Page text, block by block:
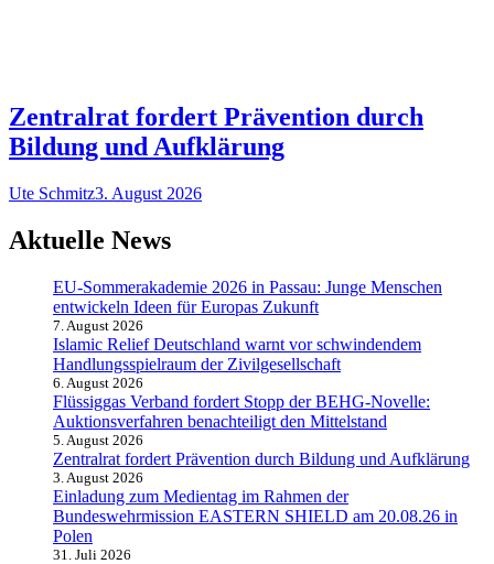
Zentralrat fordert Prävention durch
Bildung und Aufklärung
Ute Schmitz3. August 2026
Aktuelle News
EU-Sommerakademie 2026 in Passau: Junge Menschen
entwickeln Ideen für Europas Zukunft
7. August 2026
Islamic Relief Deutschland warnt vor schwindendem
Handlungsspielraum der Zivilgesellschaft
6. August 2026
Flüssiggas Verband fordert Stopp der BEHG-Novelle:
Auktionsverfahren benachteiligt den Mittelstand
5. August 2026
Zentralrat fordert Prävention durch Bildung und Aufklärung
3. August 2026
Einladung zum Medientag im Rahmen der
Bundeswehrmission EASTERN SHIELD am 20.08.26 in
Polen
31. Juli 2026